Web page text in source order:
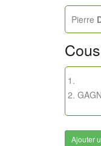
Pierre
Ajouter